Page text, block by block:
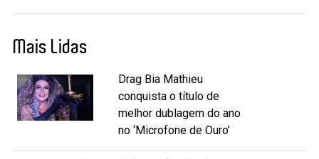
Mais Lidas
Drag Bia Mathieu
conquista o título de
melhor dublagem do ano
no ‘Microfone de Ouro’